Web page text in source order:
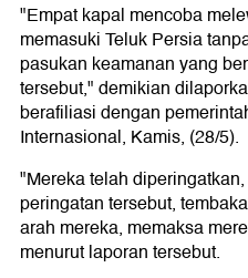
"Empat kapal mencoba
memasuki Teluk Persia
pasukan keamanan yang
tersebut," demikian
berafiliasi dengan
Internasional, Kamis, (28/5).
"Mereka telah
peringatan tersebut,
arah mereka, memaksa
menurut laporan tersebut.